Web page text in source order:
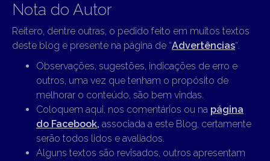
Nota do Autor
Reitero, dentre outras, o pedido feito em muitos textos
deste blog e presente na página de “Advertências“.
Observações, sugestões, indicações de erro e
outros, uma vez que tenham o propósito de
melhorar o conteúdo, são bem vindas.
Coloquem aqui, nos comentários ou na página
do Facebook, associada a este Blog, certamente
serão todos lidos e avaliados.
Alguns textos são revisados, outros apresentam